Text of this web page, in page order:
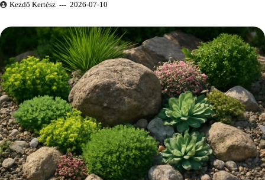
Kezdő Kertész 2026-07-10